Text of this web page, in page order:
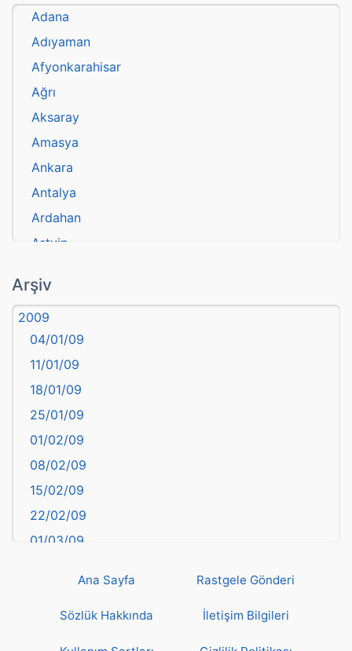
Adana
Adıyaman
Afyonkarahisar
Ağrı
Aksaray
Amasya
Ankara
Antalya
Ardahan
Artvin
Aydın
Balıkesir
Bartın
başkentler
Batman
Bayburt
Bilecik
Bingöl
Bitlis
Bolu
Burdur
Çankırı
Çorum
Arşiv
2009
04/01/09
11/01/09
18/01/09
25/01/09
01/02/09
08/02/09
15/02/09
22/02/09
01/03/09
22/03/09
Ana Sayfa Rastgele Gönderi
Sözlük Hakkında İletişim Bilgileri